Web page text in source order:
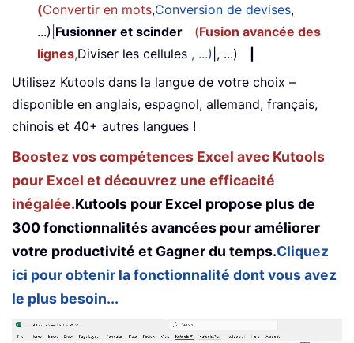
(Convertir en mots,Conversion de devises,
...) Fusionner et scinder (Fusion avancée des
lignes,Diviser les cellules , ...) |, ...)
Utilisez Kutools dans la langue de votre choix –
disponible en anglais, espagnol, allemand, français,
chinois et 40+ autres langues !
Boostez vos compétences Excel avec Kutools
pour Excel et découvrez une efficacité
inégalée.Kutools pour Excel propose plus de
300 fonctionnalités avancées pour améliorer
votre productivité et Gagner du temps.Cliquez
ici pour obtenir la fonctionnalité dont vous avez
le plus besoin...